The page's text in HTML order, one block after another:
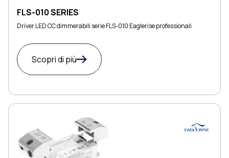
FLS-010 SERIES
Driver LED CC dimmerabili serie FLS-010 Eaglerise professionali
Scopri di più